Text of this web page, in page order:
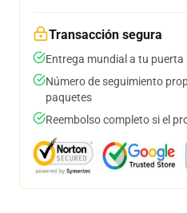
Transacción segura
Entrega mundial a tu puerta
Número de seguimiento
paquetes
Reembolso completo si el